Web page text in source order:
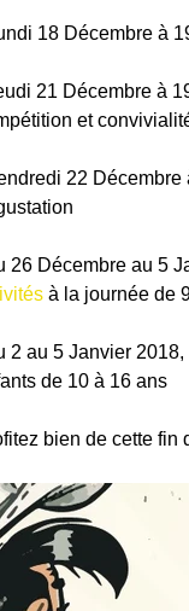
18 Décembre à
21 Décembre à
et
22 Décembre
26 Décembre au 5
à la journée de
2 au 5 Janvier 2018,
de 10 à 16 ans
bien de cette fin